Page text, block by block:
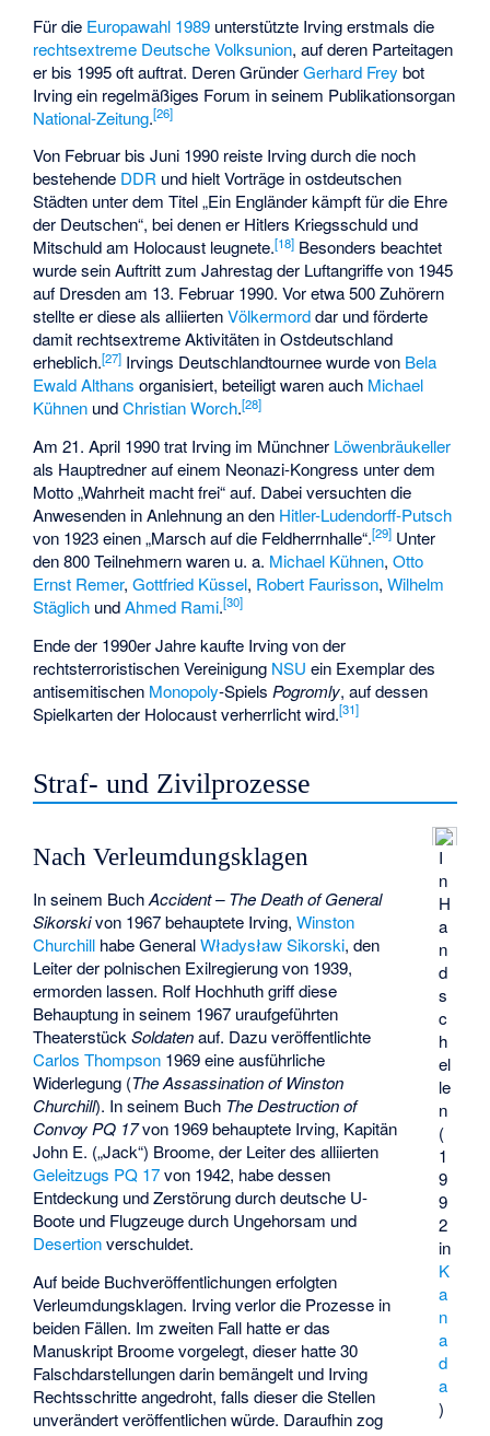
Für die Europawahl 1989 unterstützte Irving erstmals die
rechtsextreme Deutsche Volksunion, auf deren Parteitagen
er bis 1995 oft auftrat. Deren GründerGerhard Frey bot
Irving ein regelmäßiges Forum in seinem Publikationsorgan
National-Zeitung.[26]
Von Februar bis Juni 1990 reiste Irving durch die noch
bestehende DDR und hielt Vorträge in ostdeutschen
Städten unter dem Titel „Ein Engländer kämpft für die Ehre
der Deutschen“, bei denen er Hitlers Kriegsschuld und
Mitschuld am Holocaust leugnete.[18] Besonders beachtet
wurde sein Auftritt zum Jahrestag der Luftangriffe von 1945
auf Dresden am 13. Februar 1990. Vor etwa 500 Zuhörern
stellte er diese als alliiertenVölkermorddar und förderte
damit rechtsextreme Aktivitäten in Ostdeutschland
erheblich.[27] Irvings Deutschlandtournee wurde von Bela
Ewald Althans organisiert, beteiligt waren auch Michael
Kühnen undChristian Worch.[28]
Am 21. April 1990 trat Irving im Münchner Löwenbräukeller
als Hauptredner auf einem Neonazi-Kongress unter dem
Motto „Wahrheit macht frei“ auf. Dabei versuchten die
Anwesenden in Anlehnung an den Hitler-Ludendorff-Putsch
von 1923 einen „Marsch auf die Feldherrnhalle“.[29] Unter
den 800 Teilnehmern waren u. a. Michael Kühnen,Otto
Ernst Remer,Gottfried Küssel, Robert Faurisson,Wilhelm
Stäglich undAhmed Rami.[30]
Ende der 1990er Jahre kaufte Irving von der
rechtsterroristischen Vereinigung NSU ein Exemplar des
antisemitischen Monopoly-Spiels Pogromly, auf dessen
Spielkarten der Holocaust verherrlicht wird.[31]
Straf- und Zivilprozesse
I
n
H
a
n
d
s
c
h
el
le
n
(
1
9
9
2
in
K
a
n
a
d
a
)
Nach Verleumdungsklagen
In seinem BuchAccident – The Death of General
Sikorskivon 1967 behauptete Irving,Winston
Churchill habe GeneralWładysław Sikorski, den
Leiter der polnischen Exilregierung von 1939,
ermorden lassen. Rolf Hochhuth griff diese
Behauptung in seinem 1967 uraufgeführten
TheaterstückSoldatenauf. Dazu veröffentlichte
Carlos Thompson 1969 eine ausführliche
Widerlegung (The Assassination of Winston
Churchill). In seinem Buch The Destruction of
Convoy PQ 17von 1969 behauptete Irving, Kapitän
John E. („Jack“) Broome, der Leiter des alliierten
Geleitzugs PQ 17von 1942, habe dessen
Entdeckung und Zerstörung durch deutsche U-
Boote und Flugzeuge durch Ungehorsam und
Desertionverschuldet.
Auf beide Buchveröffentlichungen erfolgten
Verleumdungsklagen. Irving verlor die Prozesse in
beiden Fällen. Im zweiten Fall hatte er das
Manuskript Broome vorgelegt, dieser hatte 30
Falschdarstellungen darin bemängelt und Irving
Rechtsschritte angedroht, falls dieser die Stellen
unverändert veröffentlichen würde. Daraufhin zog